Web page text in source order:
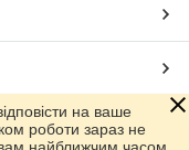
на ваше
роботи зараз не